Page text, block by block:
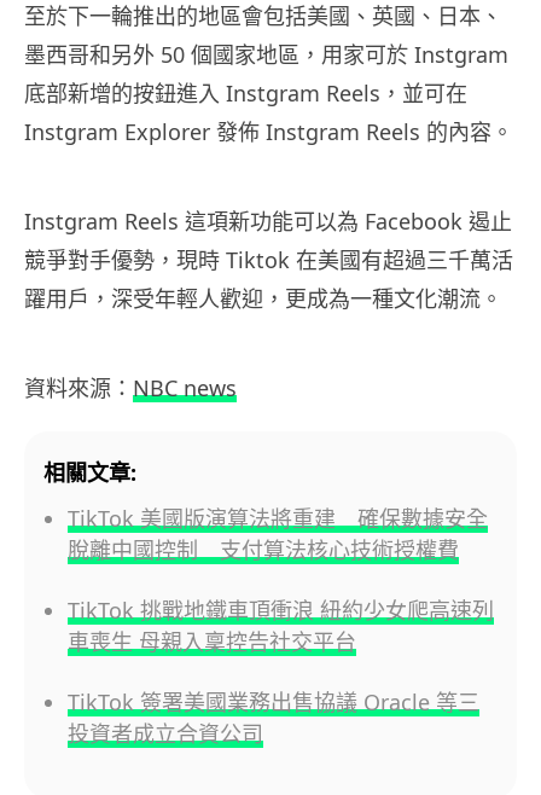
至於下一輪推出的地區會包括美國、英國、日本、
墨西哥和另外 50 個國家地區，用家可於 Instgram
底部新增的按鈕進入 Instgram Reels，並可在
Instgram Explorer 發佈 Instgram Reels 的內容。
Instgram Reels 這項新功能可以為 Facebook 遏止
競爭對手優勢，現時 Tiktok 在美國有超過三千萬活
躍用戶，深受年輕人歡迎，更成為一種文化潮流。
資料來源： NBC news
相關文章:
TikTok 美國版演算法將重建 確保數據安全
脫離中國控制 支付算法核心技術授權費
TikTok 挑戰地鐵車頂衝浪 紐約少女爬高速列
車喪生 母親入稟控告社交平台
TikTok 簽署美國業務出售協議 Oracle 等三
投資者成立合資公司